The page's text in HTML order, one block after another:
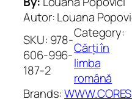
Autor: Louana
SKU: 978-
606-996-
187-2
Category:
Cărți în
limba
română
Brands: